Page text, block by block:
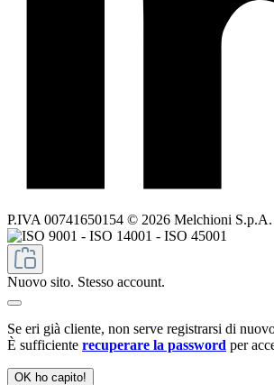
P.IVA 00741650154 © 2026 Melchioni S.p.A.
Nuovo sito. Stesso account.
Se eri già cliente, non serve registrarsi di
È sufficiente recuperare la password per
OK ho capito!